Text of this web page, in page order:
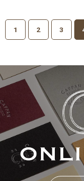
使用しています。 箔押し
い表現の部..
1 2 3